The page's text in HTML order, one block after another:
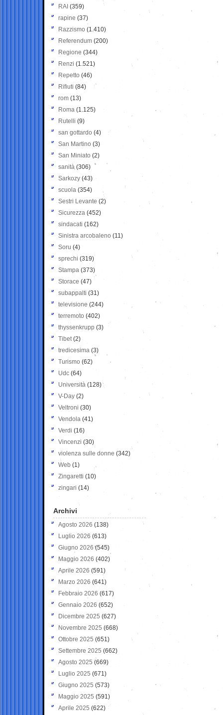
RAI (359)
rapine (37)
Razzismo (1.410)
Referendum (200)
Regione (344)
Renzi (1.521)
Repetto (46)
Rifiuti (84)
rom (13)
Roma (1.125)
Rutelli (9)
san gottardo (4)
San Martino (3)
San Miniato (2)
sanità (306)
Sarkozy (43)
scuola (354)
Sestri Levante (2)
Sicurezza (452)
sindacati (162)
Sinistra arcobaleno (11)
Soru (4)
sprechi (319)
Stampa (373)
Storace (47)
subappalti (31)
televisione(244)
terremoto (402)
thyssenkrupp (3)
Tibet(2)
tredicesima (3)
Turismo (62)
Udc (64)
Università (128)
V-Day (2)
Veltroni (30)
Vendola (41)
Verdi (16)
Vincenzi (30)
violenza sulle donne (342)
Web (1)
Zingaretti (10)
zingari (14)
Archivi
Agosto 2026 (138)
Luglio 2026 (613)
Giugno 2026 (545)
Maggio 2026 (402)
Aprile 2026 (591)
Marzo 2026 (641)
Febbraio 2026 (617)
Gennaio 2026 (652)
Dicembre 2025 (627)
Novembre 2025 (668)
Ottobre 2025 (651)
Settembre 2025 (662)
Agosto 2025 (669)
Luglio 2025 (671)
Giugno 2025 (573)
Maggio 2025 (591)
Aprile 2025 (622)